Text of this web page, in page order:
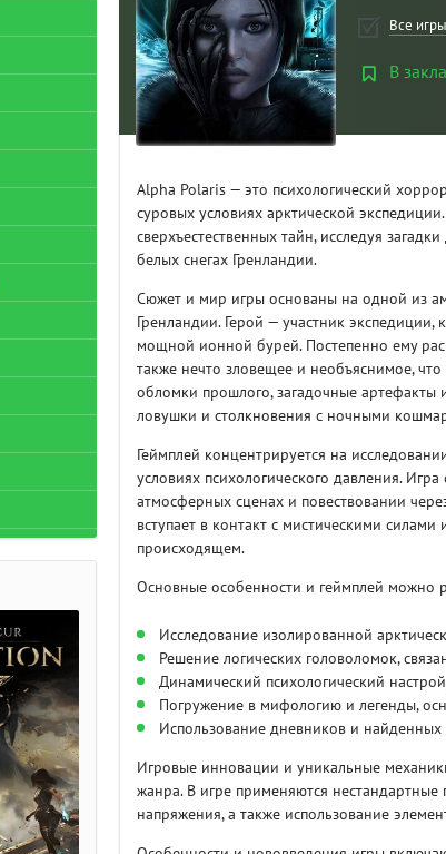
Все игры
В
Alpha Polaris — это психологический
суровых условиях арктической
сверхъестественных тайн, исследуя
белых снегах Гренландии.
Сюжет и мир игры основаны на одной из
Гренландии. Герой — участник
мощной ионной бурей. Постепенно ему
также нечто зловещее и необъяснимое,
обломки прошлого, загадочные
ловушки и столкновения с ночными
Геймплей концентрируется на
условиях психологического давления.
атмосферных сценах и повествовании
вступает в контакт с мистическими
происходящем.
Основные особенности и геймплей можно
Исследование изолированной
Решение логических головоломок,
Динамический психологический
Погружение в мифологию и легенды,
Использование дневников и
Игровые инновации и уникальные
жанра. В игре применяются
напряжения, а также использование